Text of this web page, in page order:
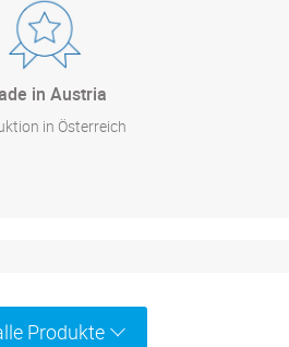
in Austria
in Österreich
Produkte